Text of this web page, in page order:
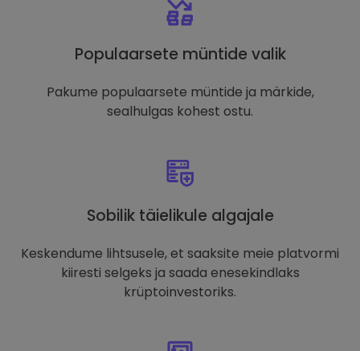
Populaarsete müntide valik
Pakume populaarsete müntide ja märkide,
sealhulgas kohest ostu.
Sobilik täielikule algajale
Keskendume lihtsusele, et saaksite meie platvormi
kiiresti selgeks ja saada enesekindlaks
krüptoinvestoriks.